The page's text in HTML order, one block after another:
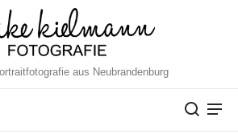
aus Neubrandenburg